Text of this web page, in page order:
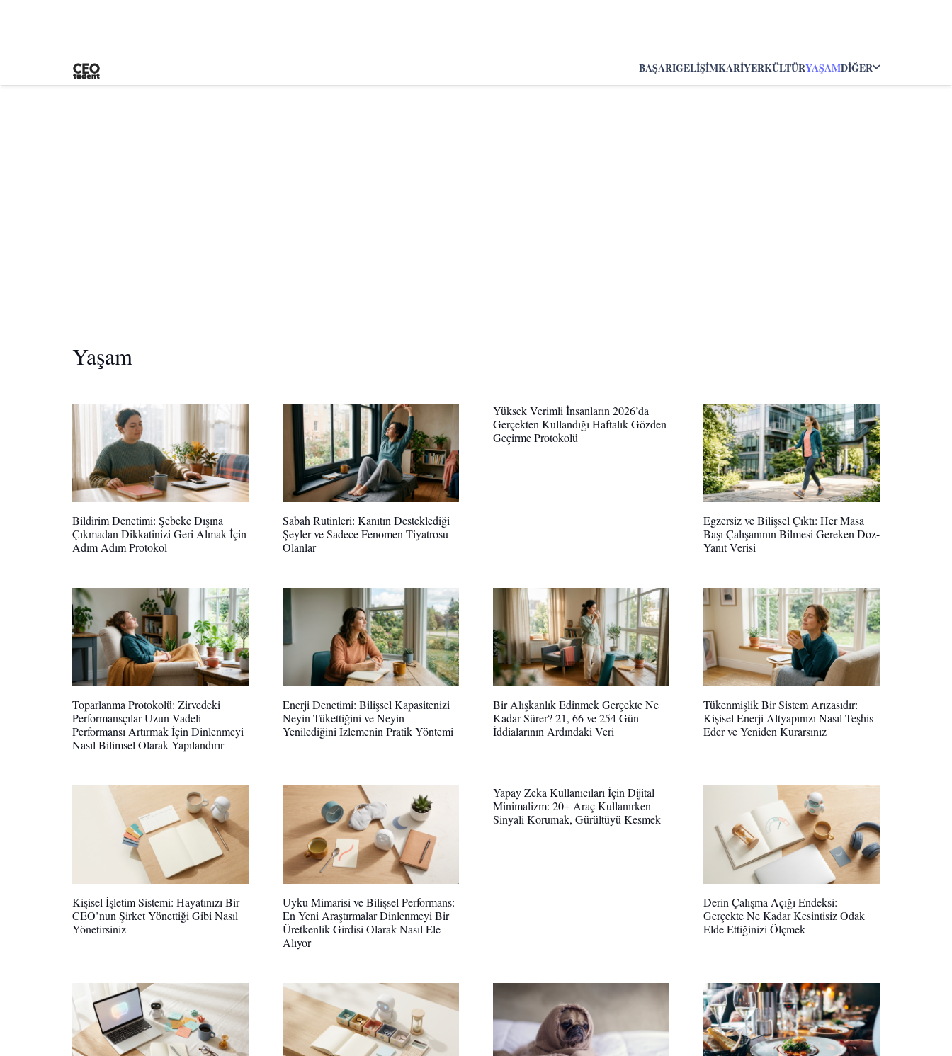
BAŞARIGELIŞIMKARIYERKÜLTÜRYAŞAMDIĞER
Yaşam
Bildirim Denetimi: Şebeke Dışına
Çıkmadan Dikkatinizi Geri Almak İçin
Adım Adım Protokol
Sabah Rutinleri: Kanıtın Desteklediği
Şeyler ve Sadece Fenomen Tiyatrosu
Olanlar
Yüksek Verimli İnsanların 2026’da
Gerçekten Kullandığı Haftalık Gözden
Geçirme Protokolü
Egzersiz ve Bilişsel Çıktı: Her Masa
Başı Çalışanının Bilmesi Gereken Doz-
Yanıt Verisi
Toparlanma Protokolü: Zirvedeki
Performansçılar Uzun Vadeli
Performansı Artırmak İçin Dinlenmeyi
Nasıl Bilimsel Olarak Yapılandırır
Enerji Denetimi: Bilişsel Kapasitenizi
Neyin Tükettiğini ve Neyin
Yenilediğini İzlemenin Pratik Yöntemi
Bir Alışkanlık Edinmek Gerçekte Ne
Kadar Sürer? 21, 66 ve 254 Gün
İddialarının Ardındaki Veri
Tükenmişlik Bir Sistem Arızasıdır:
Kişisel Enerji Altyapınızı Nasıl Teşhis
Eder ve Yeniden Kurarsınız
Kişisel İşletim Sistemi: Hayatınızı Bir
CEO’nun Şirket Yönettiği Gibi Nasıl
Yönetirsiniz
Uyku Mimarisi ve Bilişsel Performans:
En Yeni Araştırmalar Dinlenmeyi Bir
Üretkenlik Girdisi Olarak Nasıl Ele
Alıyor
Yapay Zeka Kullanıcıları İçin Dijital
Minimalizm: 20+ Araç Kullanırken
Sinyali Korumak, Gürültüyü Kesmek
Derin Çalışma Açığı Endeksi:
Gerçekte Ne Kadar Kesintisiz Odak
Elde Ettiğinizi Ölçmek